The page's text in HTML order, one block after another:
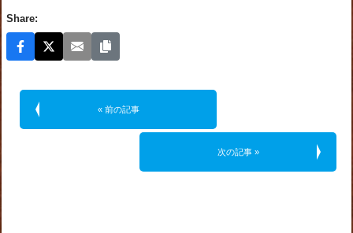
Share:
« 前の記事
次の記事 »